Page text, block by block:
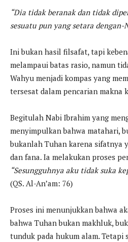
“Dia tidak beranak dan tidak
sesuatu pun yang setara dengan-
Ini bukan hasil filsafat, tapi
melampaui batas rasio, namun
Wahyu menjadi kompas yang
tersesat dalam pencarian makna
Begitulah Nabi Ibrahim yang
menyimpulkan bahwa matahari,
bukanlah Tuhan karena sifatnya
dan fana. Ia melakukan proses
“Sesungguhnya aku tidak suka
(QS. Al-An’am: 76)
Proses ini menunjukkan bahwa
bahwa Tuhan bukan makhluk,
tunduk pada hukum alam. Tetapi